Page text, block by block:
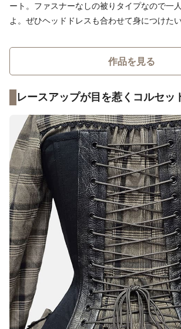
ート。ファスナーなしの被りタイプなので一
よ。ぜひヘッドドレスも合わせて身につけたい
作品を見る
レースアップが目を惹くコルセッ